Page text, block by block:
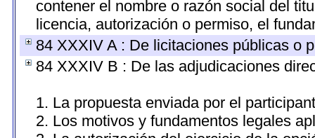
contener el nombre o razón social del
licencia, autorización o permiso, el
84 XXXIV A : De licitaciones públicas o
84 XXXIV B : De las adjudicaciones
1. La propuesta enviada por el
2. Los motivos y fundamentos legales